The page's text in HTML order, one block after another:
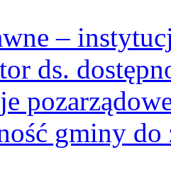
–
ds.
gminy